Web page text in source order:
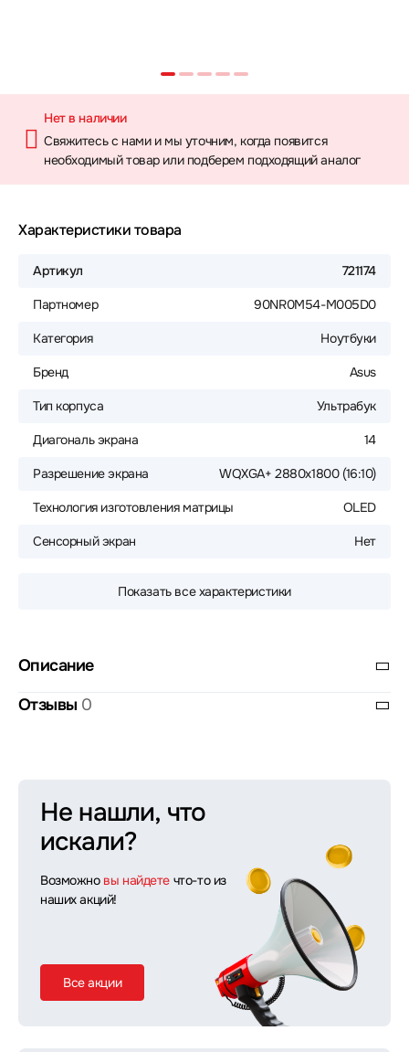
Нет в наличии
Свяжитесь с нами и мы уточним, когда появится
необходимый товар или подберем подходящий аналог
Характеристики товара
Артикул 721174
Партномер 90NR0M54-M005D0
Категория Ноутбуки
Бренд Asus
Тип корпуса Ультрабук
Диагональ экрана 14
Разрешение экрана WQXGA+ 2880x1800 (16:10)
Технология изготовления матрицы OLED
Сенсорный экран Нет
Показать все характеристики
Описание
Отзывы 0
Не нашли, что
искали?
Возможно вы найдете что-то из
наших акций!
Все акции